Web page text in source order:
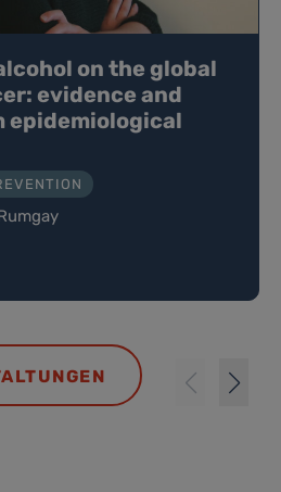
on the global
evidence and
epidemiological